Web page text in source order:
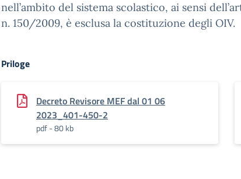
nell’ambito del sistema scolastico, ai sensi
n. 150/2009, è esclusa la costituzione degli OIV.
Priloge
Decreto Revisore MEF dal 01 06
2023_401-450-2
pdf - 80 kb